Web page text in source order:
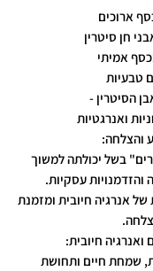
ארוכים
חן סיטרין
אמיתי
טבעיות
הסיטרין -
ואנרגטיות
בשל יכולתה למשוך
עסקיות.
אנרגיה חיובית ומזמנת
שמחת חיים ותחושת